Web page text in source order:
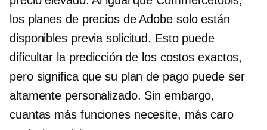
los planes de precios de Adobe solo están
disponibles previa solicitud. Esto puede
dificultar la predicción de los costos exactos,
pero significa que su plan de pago puede ser
altamente personalizado. Sin embargo,
cuantas más funciones necesite, más caro